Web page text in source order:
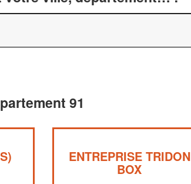
91
ENTREPRISE TRIDON
BOX